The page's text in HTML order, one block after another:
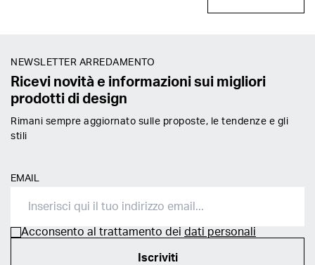
NEWSLETTER ARREDAMENTO
Ricevi novità e informazioni sui migliori
prodotti di design
Rimani sempre aggiornato sulle proposte, le tendenze e gli
stili
EMAIL
Acconsento al trattamento dei dati personali
Iscriviti